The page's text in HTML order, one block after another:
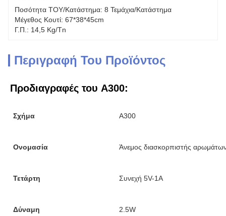
Ποσότητα ΤΟΥ/κατάστημα: 8 Τεμάχια/κατάστημα
Μέγεθος Κουτί: 67*38*45cm
Γ.Π.: 14,5 Kg/tn
Περιγραφή Του Προϊόντος
Προδιαγραφές του A300:
Σχήμα Α300
Ονομασία Άνεμος διασκορπιστής
Τετάρτη Συνεχή 5V-1A
Δύναμη 2.5W